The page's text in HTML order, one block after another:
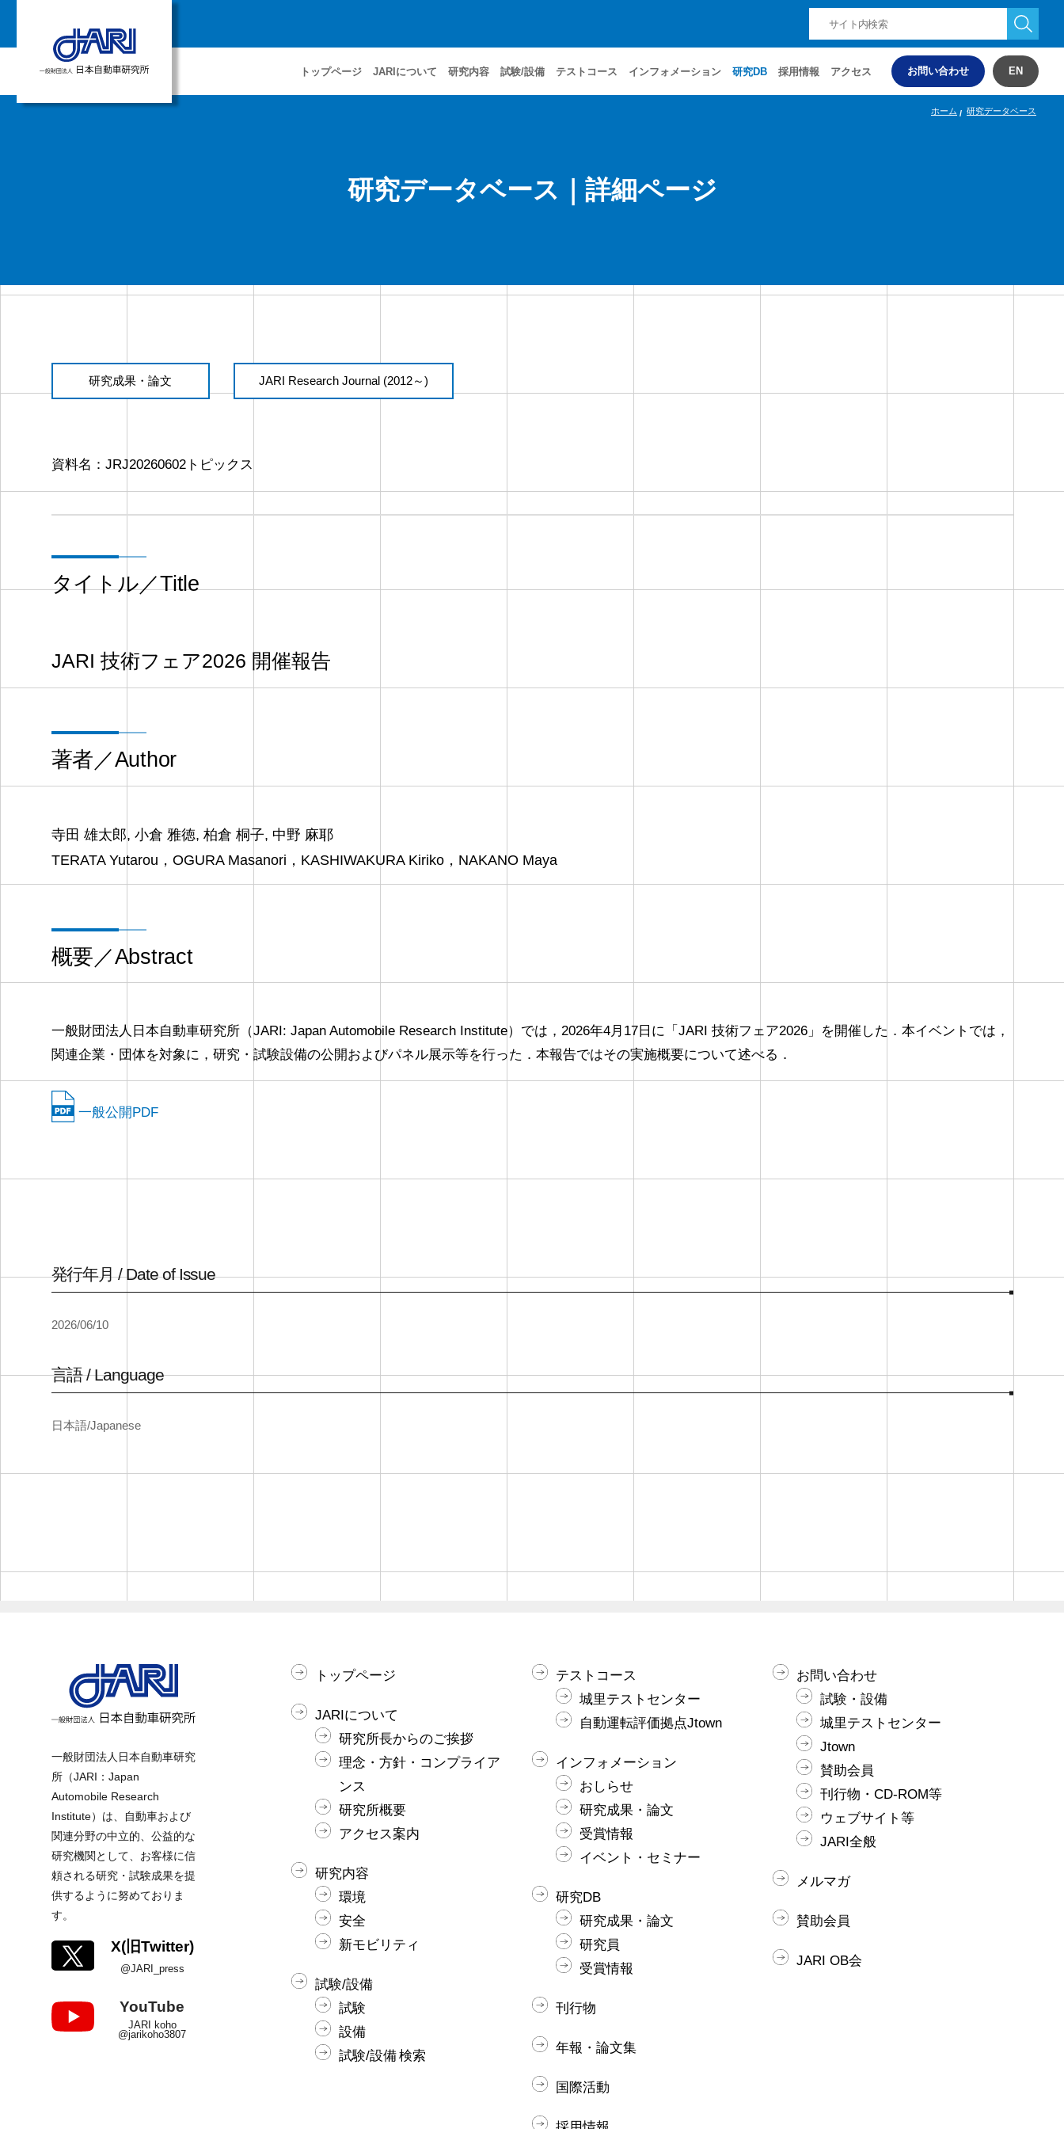
トップページ JARIについて 研究内容 試験/設備 テストコース インフォメーション 研究DB 採用情報 アクセス お問い合わせ EN
ホーム 研究データベース
研究データベース｜詳細ページ
研究成果・論文 JARI Research Journal (2012～)
資料名： JRJ20260602トピックス
タイトル／Title
JARI 技術フェア2026 開催報告
著者／Author
寺田 雄太郎, 小倉 雅徳, 柏倉 桐子, 中野 麻耶
TERATA Yutarou，OGURA Masanori，KASHIWAKURA Kiriko，NAKANO Maya
概要／Abstract
一般財団法人日本自動車研究所（JARI: Japan Automobile Research Institute）では，2026年4月17日に「JARI 技術フェア2026」を開催した．本イベントでは，
関連企業・団体を対象に，研究・試験設備の公開およびパネル展示等を行った．本報告ではその実施概要について述べる．
一般公開PDF
発行年月 / Date of Issue
2026/06/10
言語 / Language
日本語/Japanese
一般財団法人日本自動車研究
所（JARI：Japan
Automobile Research
Institute）は、自動車および
関連分野の中立的、公益的な
研究機関として、お客様に信
頼される研究・試験成果を提
供するように努めておりま
す。
X(旧Twitter)
@JARI_press
YouTube
JARI koho
@jarikoho3807
トップページ
JARIについて
研究所長からのご挨拶
理念・方針・コンプライア
ンス
研究所概要
アクセス案内
研究内容
環境
安全
新モビリティ
試験/設備
試験
設備
試験/設備 検索
テストコース
城里テストセンター
自動運転評価拠点Jtown
インフォメーション
おしらせ
研究成果・論文
受賞情報
イベント・セミナー
研究DB
研究成果・論文
研究員
受賞情報
刊行物
年報・論文集
国際活動
お問い合わせ
試験・設備
城里テストセンター
Jtown
賛助会員
刊行物・CD-ROM等
ウェブサイト等
JARI全般
メルマガ
賛助会員
JARI OB会